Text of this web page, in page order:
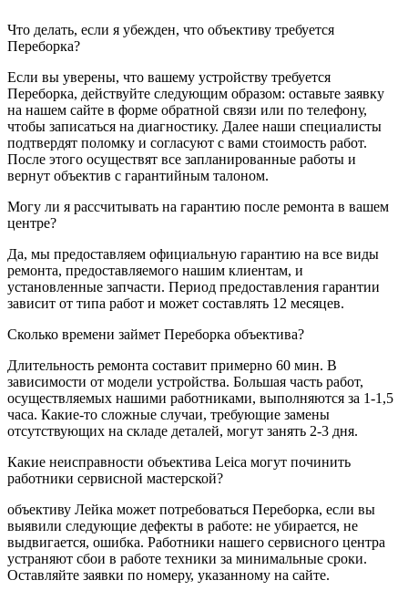
Что делать, если я убежден, что объективу требуется
Переборка?
Если вы уверены, что вашему устройству требуется
Переборка, действуйте следующим образом: оставьте заявку
на нашем сайте в форме обратной связи или по телефону,
чтобы записаться на диагностику. Далее наши специалисты
подтвердят поломку и согласуют с вами стоимость работ.
После этого осуществят все запланированные работы и
вернут объектив с гарантийным талоном.
Могу ли я рассчитывать на гарантию после ремонта в вашем
центре?
Да, мы предоставляем официальную гарантию на все виды
ремонта, предоставляемого нашим клиентам, и
установленные запчасти. Период предоставления гарантии
зависит от типа работ и может составлять 12 месяцев.
Сколько времени займет Переборка объектива?
Длительность ремонта составит примерно 60 мин. В
зависимости от модели устройства. Большая часть работ,
осуществляемых нашими работниками, выполняются за 1-1,5
часа. Какие-то сложные случаи, требующие замены
отсутствующих на складе деталей, могут занять 2-3 дня.
Какие неисправности объектива Leica могут починить
работники сервисной мастерской?
объективу Лейка может потребоваться Переборка, если вы
выявили следующие дефекты в работе: не убирается, не
выдвигается, ошибка. Работники нашего сервисного центра
устраняют сбои в работе техники за минимальные сроки.
Оставляйте заявки по номеру, указанному на сайте.